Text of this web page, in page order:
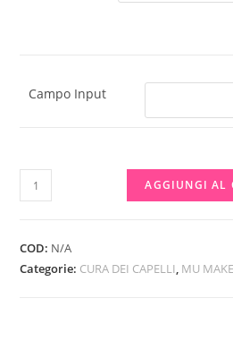
Campo Input
LINEA
BIO
-
MU
AGGIUNGI AL
COD: N/A
Categorie: CURA DEI CAPELLI, MU